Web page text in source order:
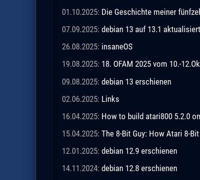
01.10.2025: Die Geschichte meiner
07.09.2025: debian 13 auf 13.1 aktualisiert
26.08.2025: insaneOS
19.08.2025: 18. OFAM 2025 vom 10.-
09.08.2025: debian 13 erschienen
02.06.2025: Links
16.04.2025: How to build atari800 5.2.0
15.04.2025: The 8-Bit Guy: How Atari 8-
12.01.2025: debian 12.9 erschienen
14.11.2024: debian 12.8 erschienen